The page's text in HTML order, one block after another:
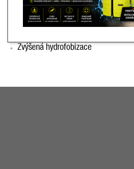
Vlastnosti produktu
Zvýšená hydrofobizace